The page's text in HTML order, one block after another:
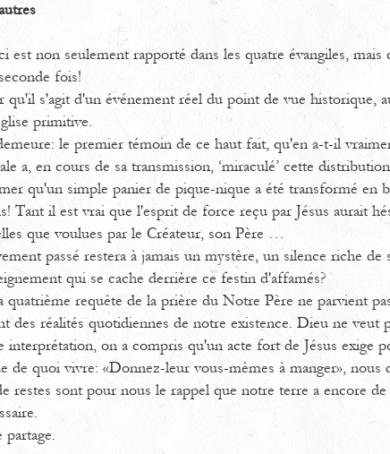
est non seulement rapporté dans les quatre évangiles,
fois!
s'agit d'un événement réel du point de vue historique,
primitive.
le premier témoin de ce haut fait, qu'en a-t-il
a, en cours de sa transmission, ‘miraculé’ cette
qu'un simple panier de pique-nique a été transformé en
Tant il est vrai que l'esprit de force reçu par Jésus aurait
que voulues par le Créateur, son Père …
passé restera à jamais un mystère, un silence riche de
qui se cache derrière ce festin d'affamés?
quatrième requête de la prière du Notre Père ne parvient
des réalités quotidiennes de notre existence. Dieu ne veut
interprétation, on a compris qu'un acte fort de Jésus exige
de quoi vivre: «Donnez-leur vous-mêmes à manger», nous
restes sont pour nous le rappel que notre terre a encore